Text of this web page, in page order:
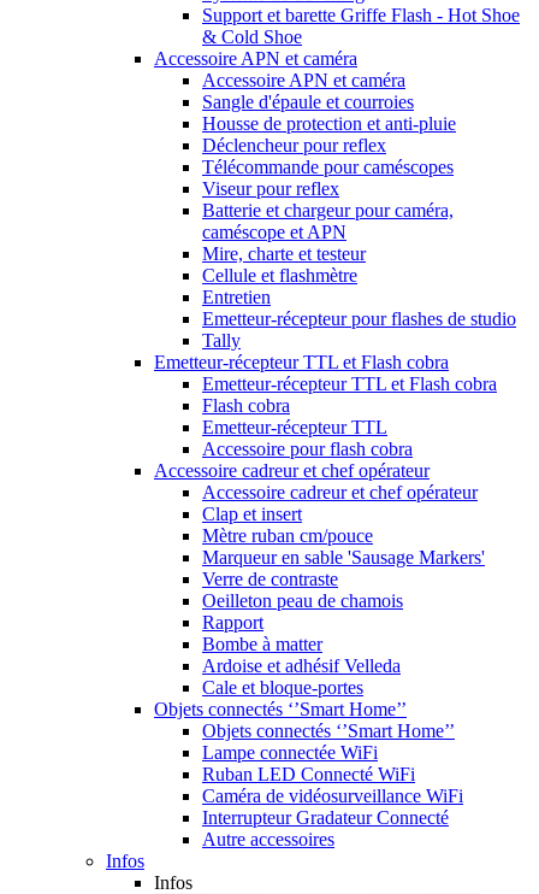
Support et barette Griffe Flash - Hot Shoe
& Cold Shoe
Accessoire APN et caméra
Accessoire APN et caméra
Sangle d'épaule et courroies
Housse de protection et anti-pluie
Déclencheur pour reflex
Télécommande pour caméscopes
Viseur pour reflex
Batterie et chargeur pour caméra,
caméscope et APN
Mire, charte et testeur
Cellule et flashmètre
Entretien
Emetteur-récepteur pour flashes de studio
Tally
Emetteur-récepteur TTL et Flash cobra
Emetteur-récepteur TTL et Flash cobra
Flash cobra
Emetteur-récepteur TTL
Accessoire pour flash cobra
Accessoire cadreur et chef opérateur
Accessoire cadreur et chef opérateur
Clap et insert
Mètre ruban cm/pouce
Marqueur en sable 'Sausage Markers'
Verre de contraste
Oeilleton peau de chamois
Rapport
Bombe à matter
Ardoise et adhésif Velleda
Cale et bloque-portes
Objets connectés ‘’Smart Home’’
Objets connectés ‘’Smart Home’’
Lampe connectée WiFi
Ruban LED Connecté WiFi
Caméra de vidéosurveillance WiFi
Interrupteur Gradateur Connecté
Autre accessoires
Infos
Infos